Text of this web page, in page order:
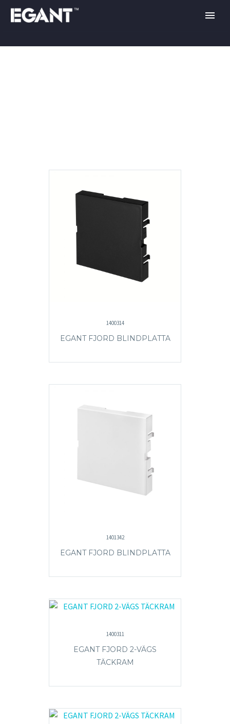
1400314
EGANT FJORD BLINDPLATTA
1401342
EGANT FJORD BLINDPLATTA
1400311
EGANT FJORD 2-VÄGS
TÄCKRAM